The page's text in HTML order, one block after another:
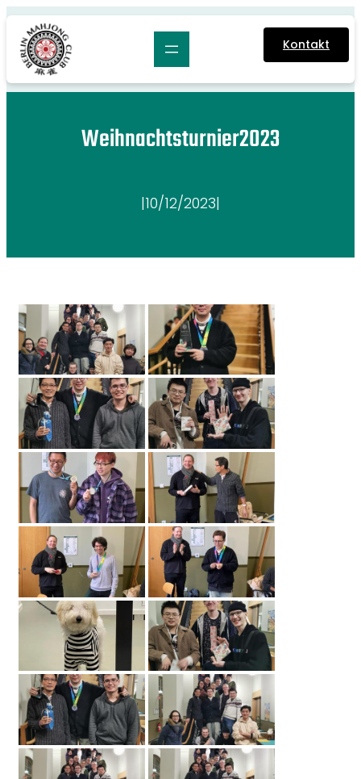
Zum
Inhalt
springen
Kontakt
Weihnachtsturnier2023
|10/12/2023|